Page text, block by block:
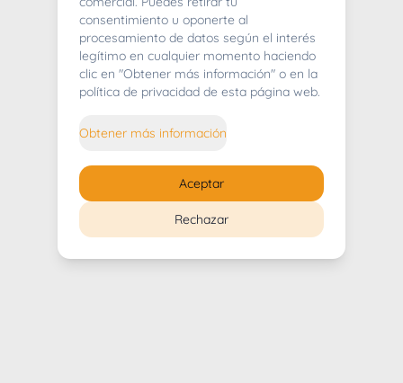
Whoops! Lo sentimos mucho.
consentimiento u oponerte al
procesamiento de datos según el interés
legítimo en cualquier momento haciendo
clic en "Obtener más información" o en la
política de privacidad de esta página web.
Obtener más información
Rechazar
Aceptar